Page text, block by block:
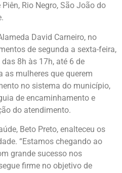
Rio Negro, São João do
David Carneiro, no
de segunda a sexta-feira,
8h às 17h, até 6 de
as mulheres que querem
no sistema do município,
de encaminhamento e
do atendimento.
Beto Preto, enalteceu os
“Estamos chegando ao
grande sucesso nos
firme no objetivo de